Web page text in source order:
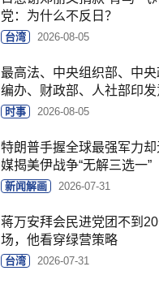
党：为什么不反日？
台湾 2026-08-05
最高法、中央组织部、中
编办、财政部、人社部印发
时事 2026-08-05
特朗普手握全球最强军力
媒揭美伊战争“无解三选一”
新闻解画 2026-07-31
蒋万安拜会民进党团不到
场，他看穿绿营策略
台湾 2026-07-31